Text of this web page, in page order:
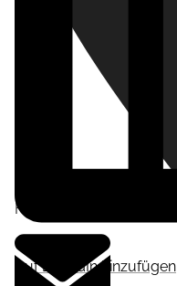
Auf LinkedIn hinzufügen
Frankfurt am Main